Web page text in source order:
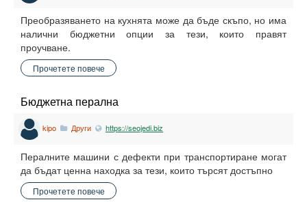
Преобразяването на кухнята може да бъде скъпо, но има
налични бюджетни опции за тези, които правят
проучване.
Прочетете повече
Бюджетна перална
kipo Други https://seojedi.biz
Пералните машини с дефекти при транспортиране могат
да бъдат ценна находка за тези, които търсят достъпно
Прочетете повече